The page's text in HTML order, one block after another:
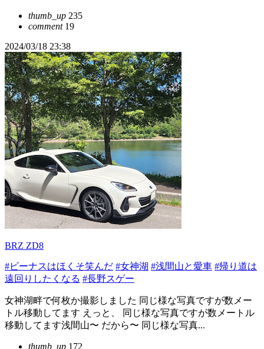
thumb_up 235
comment19
2024/03/18 23:38
BRZ ZD8
#ビーナスはほくそ笑んだ #女神湖 #浅間山と愛車 #帰り道は
遠回りしたくなる #長野スゲー
女神湖畔で何枚か撮影しました 同じ様な写真ですが数メー
トル移動してます えっと、 同じ様な写真ですが数メートル
移動してます浅間山〜 だから〜 同じ様な写真...
thumb_up 172